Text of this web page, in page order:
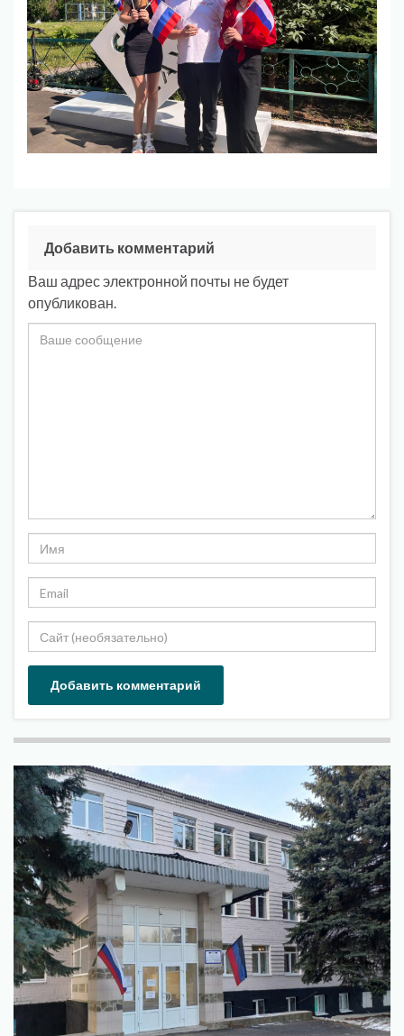
Добавить комментарий
Ваш адрес электронной почты не будет
опубликован.